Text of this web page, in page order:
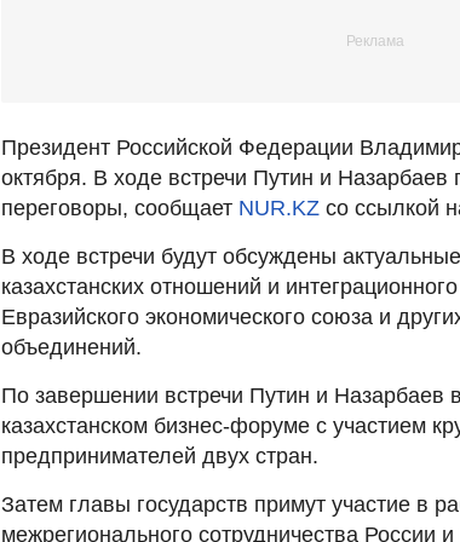
Президент Российской Федерации
октября. В ходе встречи Путин и Назарбаев
переговоры, сообщает NUR.KZ со ссылкой
В ходе встречи будут обсуждены
казахстанских отношений и
Евразийского экономического союза и
объединений.
По завершении встречи Путин и Назарбаев
казахстанском бизнес-форуме с участием
предпринимателей двух стран.
Затем главы государств примут участие в
межрегионального сотрудничества России и